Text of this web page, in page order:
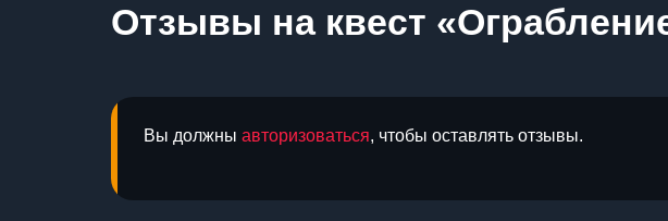
Отзывы на квест
Вы должны авторизоваться, чтобы оставлять отзывы.